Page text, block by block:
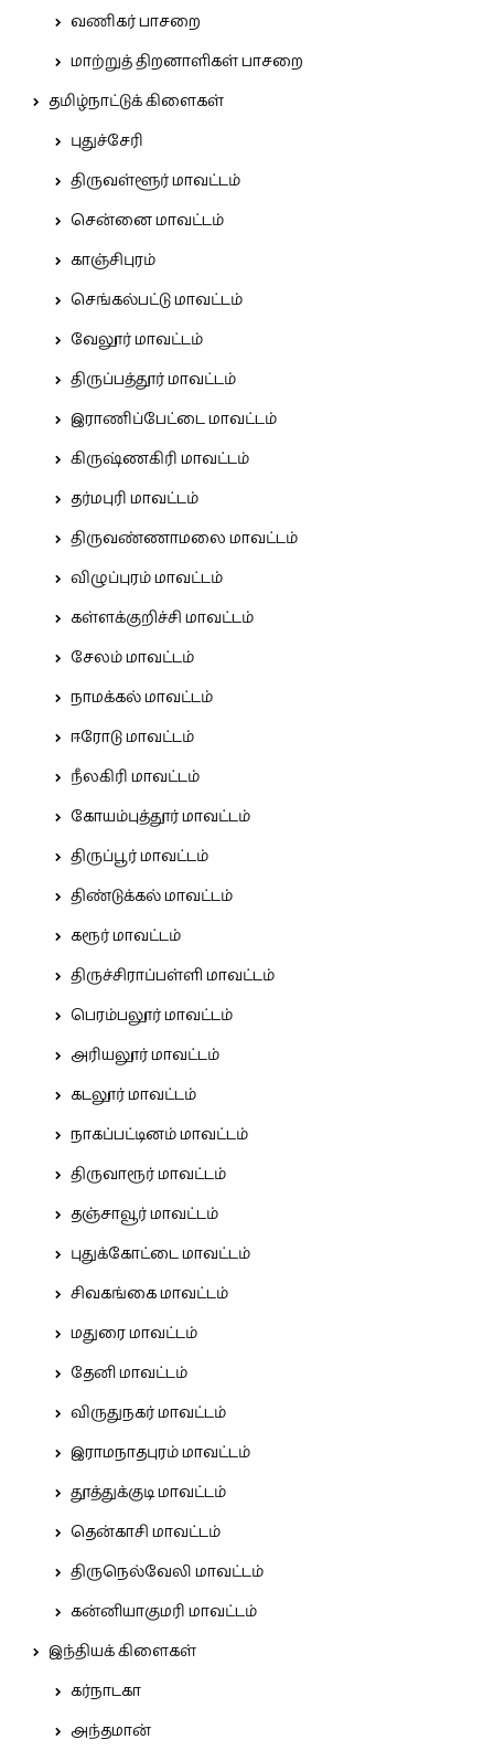
வணிகர் பாசறை
மாற்றுத் திறனாளிகள் பாசறை
தமிழ்நாட்டுக் கிளைகள்
புதுச்சேரி
திருவள்ளூர் மாவட்டம்
சென்னை மாவட்டம்
காஞ்சிபுரம்
செங்கல்பட்டு மாவட்டம்
வேலூர் மாவட்டம்
திருப்பத்தூர் மாவட்டம்
இராணிப்பேட்டை மாவட்டம்
கிருஷ்ணகிரி மாவட்டம்
தர்மபுரி மாவட்டம்
திருவண்ணாமலை மாவட்டம்
விழுப்புரம் மாவட்டம்
கள்ளக்குறிச்சி மாவட்டம்
சேலம் மாவட்டம்
நாமக்கல் மாவட்டம்
ஈரோடு மாவட்டம்
நீலகிரி மாவட்டம்
கோயம்புத்தூர் மாவட்டம்
திருப்பூர் மாவட்டம்
திண்டுக்கல் மாவட்டம்
கரூர் மாவட்டம்
திருச்சிராப்பள்ளி மாவட்டம்
பெரம்பலூர் மாவட்டம்
அரியலூர் மாவட்டம்
கடலூர் மாவட்டம்
நாகப்பட்டினம் மாவட்டம்
திருவாரூர் மாவட்டம்
தஞ்சாவூர் மாவட்டம்
புதுக்கோட்டை மாவட்டம்
சிவகங்கை மாவட்டம்
மதுரை மாவட்டம்
தேனி மாவட்டம்
விருதுநகர் மாவட்டம்
இராமநாதபுரம் மாவட்டம்
தூத்துக்குடி மாவட்டம்
தென்காசி மாவட்டம்
திருநெல்வேலி மாவட்டம்
கன்னியாகுமரி மாவட்டம்
இந்தியக் கிளைகள்
கர்நாடகா
அந்தமான்